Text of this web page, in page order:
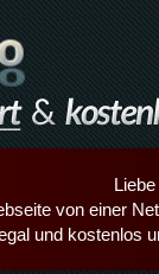
von einer
und kostenlos